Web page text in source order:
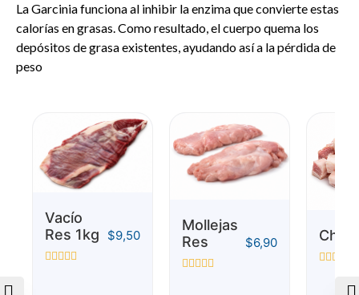
La Garcinia funciona al inhibir la enzima que convierte estas
calorías en grasas. Como resultado, el cuerpo quema los
depósitos de grasa existentes, ayudando así a la pérdida de
peso
Vacío
Res 1kg
$9,50
Mollejas
Res
$6,90